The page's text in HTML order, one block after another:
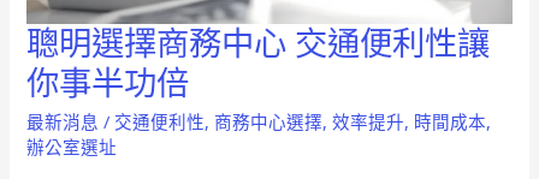
洞
聰明選擇商務中心 交通便利性讓
你事半功倍
最新消息 / 交通便利性, 商務中心選擇,效率提升, 時間成本,
辦公室選址
聰
明
選
擇